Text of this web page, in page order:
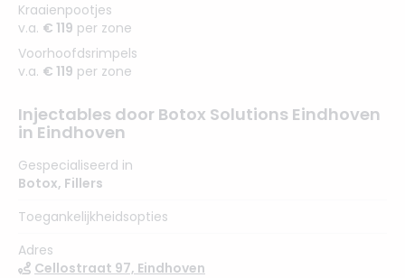
Kraaienpootjes
v.a. € 119 per zone
Voorhoofdsrimpels
v.a. € 119 per zone
Injectables door Botox Solutions Eindhoven
in Eindhoven
Gespecialiseerd in
Botox, Fillers
Toegankelijkheidsopties
Adres
Cellostraat 97, Eindhoven